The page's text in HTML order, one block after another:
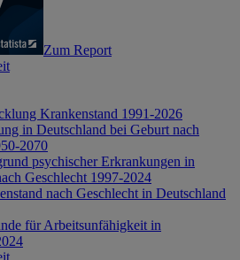
Zum Report
Krankenstand 1991-2026
in Deutschland bei Geburt nach
2070
psychischer Erkrankungen in
Geschlecht 1997-2024
nach Geschlecht in Deutschland
für Arbeitsunfähigkeit in